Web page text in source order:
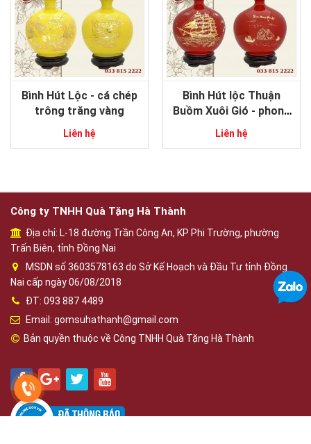
Bình Hút Lộc - cá chép
trông trăng vàng
Liên hệ
Bình Hút lộc Thuận
Buồm Xuôi Gió - phong
thủy gốm sứ Bát Tràng
Liên hệ
Công ty TNHH Quà Tặng Hà Thành
Địa chỉ: L-18 đường Trần Công An, KP Phi Trường, phường
Trấn Biên, tỉnh Đồng Nai
MSDN số 3603578163 do Sở Kế Hoạch và Đầu Tư tỉnh Đồng
Nai cấp ngày 06/08/2018
ĐT: 093 887 4489
Email: gomsuhathanh@gmail.com
Bản quyền thuộc về Công TNHH Quà Tặng Hà Thành